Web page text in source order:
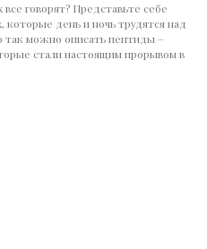
говорят? Представьте себе
день и ночь трудятся над
можно описать пептиды –
стали настоящим прорывом в